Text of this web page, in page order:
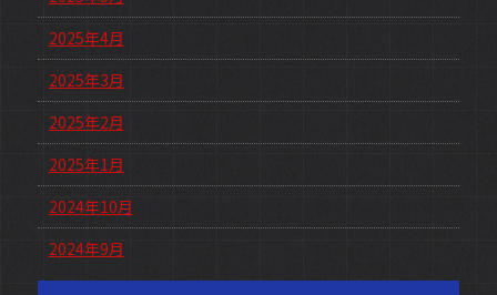
2025年4月
2025年3月
2025年2月
2025年1月
2024年10月
2024年9月